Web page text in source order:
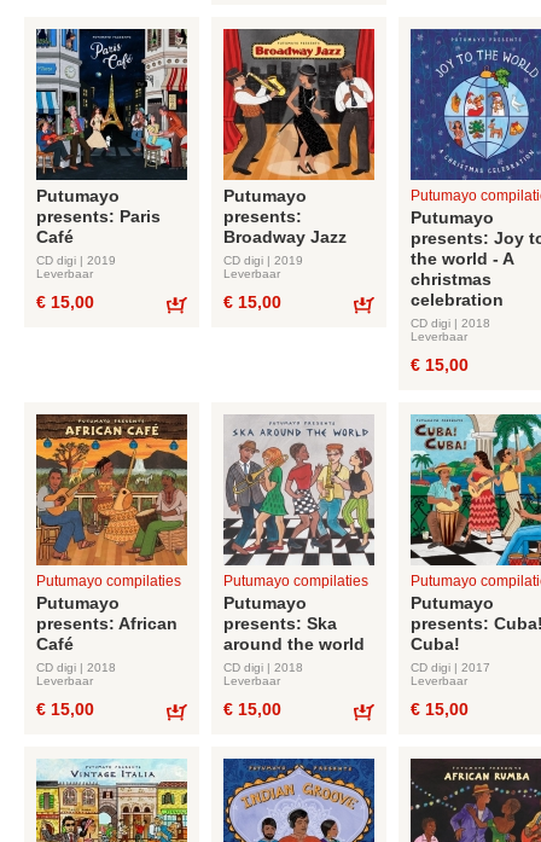
Putumayo
presents: Paris
Café
CD digi | 2019
Leverbaar
€ 15,00
Putumayo
presents:
Broadway Jazz
CD digi | 2019
Leverbaar
€ 15,00
Putumayo
Putumayo
presents: Joy
the world - A
christmas
celebration
CD digi | 2018
Leverbaar
€ 15,00
Putumayo compilaties
Putumayo
presents: African
Café
CD digi | 2018
Leverbaar
€ 15,00
Putumayo compilaties
Putumayo
presents: Ska
around the world
CD digi | 2018
Leverbaar
€ 15,00
Putumayo
Putumayo
presents:
Cuba!
CD digi | 2017
Leverbaar
€ 15,00